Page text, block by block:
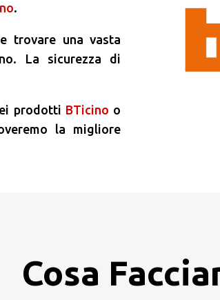
.
trovare una vasta
La sicurezza di
prodotti BTicino o
la migliore
Cosa